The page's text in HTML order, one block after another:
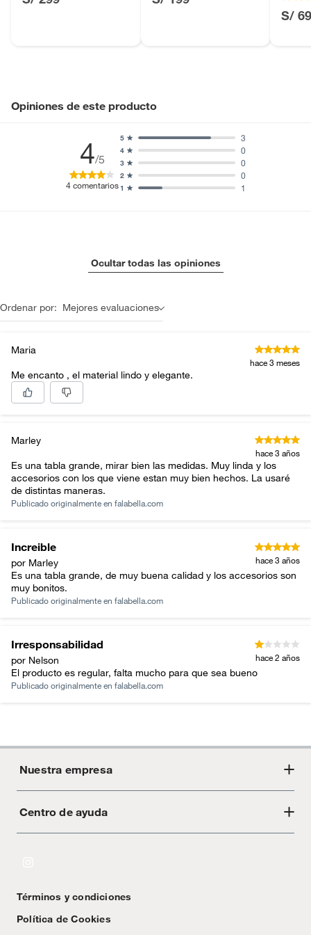
S/
Opiniones de este producto
4/5
4 comentarios1 1
2 0
3 0
4 0
5 3
Ocultar todas las opiniones
Ordenar por: Mejores evaluaciones
Maria
hace 3 meses
Me encanto , el material lindo y elegante.
Marley
hace 3 años
Es una tabla grande, mirar bien las medidas. Muy linda y los
accesorios con los que viene estan muy bien hechos. La usaré
de distintas maneras.
Publicado originalmente en falabella.com
Increible
por Marley hace 3 años
Es una tabla grande, de muy buena calidad y los accesorios son
muy bonitos.
Publicado originalmente en falabella.com
Irresponsabilidad
por Nelson hace 2 años
El producto es regular, falta mucho para que sea bueno
Publicado originalmente en falabella.com
Nuestra empresa
Acerca de Crate
Centro de ayuda
Textos Legales
Términos y condiciones
Política de Cookies